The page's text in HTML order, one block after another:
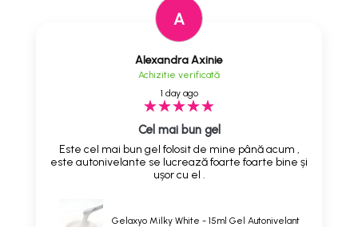
A
Alexandra Axinie
Achizitie verificată
1 day ago
Cel mai bun gel
Este cel mai bun gel folosit de mine până acum ,
este autonivelante se lucrează foarte foarte bine și
ușor cu el .
Gelaxyo Milky White - 15ml Gel Autonivelant